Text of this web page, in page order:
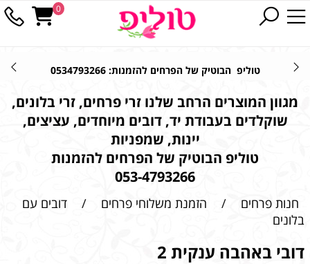
טוליפ הבוטיק של הפרחים להזמנות: 0534793266
0
מגוון המוצרים הרחב שלנו זרי פרחים, זרי בלונים,
שוקלדים בעבודת יד, דובים מיוחדים, עציצים,
יינות, שמפניות
טוליפ הבוטיק של הפרחים להזמנות
053-4793266
חנות פרחים / הזמנת משלוחי פרחים /
דובים עם
בלונים
דובי באהבה ענקית 2